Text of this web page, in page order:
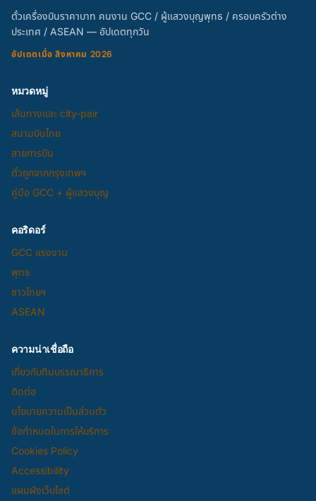
ตั๋วเครื่องบินราคาบาท คนงาน GCC / ผู้แสวงบุญพุทธ / ครอบครัวต่าง
ประเทศ / ASEAN — อัปเดตทุกวัน
อัปเดตเมื่อ สิงหาคม 2026
หมวดหมู่
เส้นทางและ city-pair
สนามบินไทย
สายการบิน
ตั๋วถูกจากกรุงเทพฯ
คู่มือ GCC + ผู้แสวงบุญ
คอริดอร์
GCC แรงงาน
พุทธ
ชาวไทยฯ
ASEAN
ความน่าเชื่อถือ
เกี่ยวกับทีมบรรณาธิการ
ติดต่อ
นโยบายความเป็นส่วนตัว
ข้อกำหนดในการให้บริการ
Cookies Policy
Accessibility
แผนผังเว็บไซต์